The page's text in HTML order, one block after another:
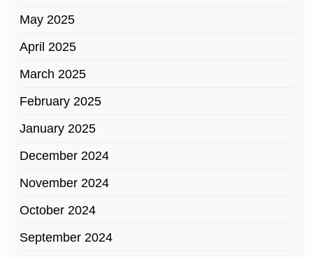
May 2025
April 2025
March 2025
February 2025
January 2025
December 2024
November 2024
October 2024
September 2024